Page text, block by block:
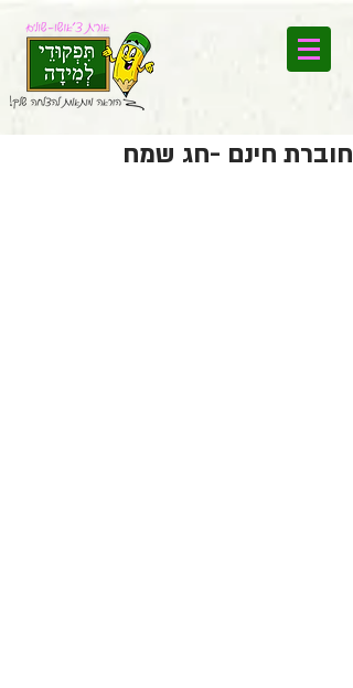
חוברת חינם -חג שמח